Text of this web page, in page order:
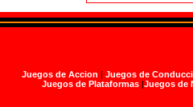
Juegos de Accion | Juegos de
Juegos de Plataformas|Juegos de